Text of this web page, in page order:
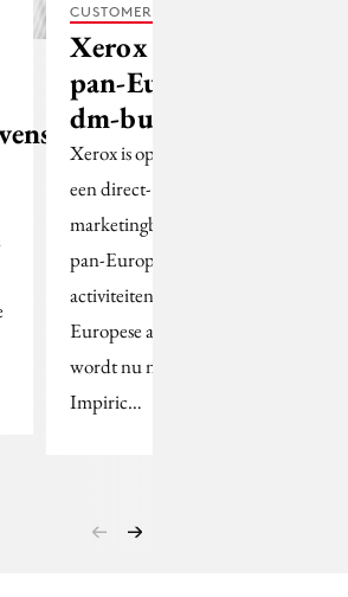
CUSTOMER EXPERIENCE
Xerox zoekt
pan-Europees
dm-bureau
Xerox is op zoek naar
een direct-
marketingbureau voor
pan-Europese
activiteiten. Het pan-
Europese account
wordt nu nog door
Impiric…